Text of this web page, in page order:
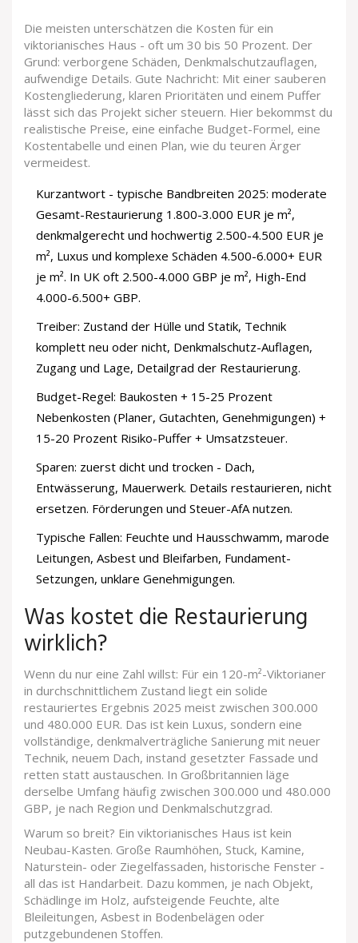
Die meisten unterschätzen die Kosten für ein
viktorianisches Haus - oft um 30 bis 50 Prozent. Der
Grund: verborgene Schäden, Denkmalschutzauflagen,
aufwendige Details. Gute Nachricht: Mit einer sauberen
Kostengliederung, klaren Prioritäten und einem Puffer
lässt sich das Projekt sicher steuern. Hier bekommst du
realistische Preise, eine einfache Budget-Formel, eine
Kostentabelle und einen Plan, wie du teuren Ärger
vermeidest.
Kurzantwort - typische Bandbreiten 2025: moderate
Gesamt-Restaurierung 1.800-3.000 EUR je m²,
denkmalgerecht und hochwertig 2.500-4.500 EUR je
m², Luxus und komplexe Schäden 4.500-6.000+ EUR
je m². In UK oft 2.500-4.000 GBP je m², High-End
4.000-6.500+ GBP.
Treiber: Zustand der Hülle und Statik, Technik
komplett neu oder nicht, Denkmalschutz-Auflagen,
Zugang und Lage, Detailgrad der Restaurierung.
Budget-Regel: Baukosten + 15-25 Prozent
Nebenkosten (Planer, Gutachten, Genehmigungen) +
15-20 Prozent Risiko-Puffer + Umsatzsteuer.
Sparen: zuerst dicht und trocken - Dach,
Entwässerung, Mauerwerk. Details restaurieren, nicht
ersetzen. Förderungen und Steuer-AfA nutzen.
Typische Fallen: Feuchte und Hausschwamm, marode
Leitungen, Asbest und Bleifarben, Fundament-
Setzungen, unklare Genehmigungen.
Was kostet die Restaurierung
wirklich?
Wenn du nur eine Zahl willst: Für ein 120-m²-Viktorianer
in durchschnittlichem Zustand liegt ein solide
restauriertes Ergebnis 2025 meist zwischen 300.000
und 480.000 EUR. Das ist kein Luxus, sondern eine
vollständige, denkmalverträgliche Sanierung mit neuer
Technik, neuem Dach, instand gesetzter Fassade und
retten statt austauschen. In Großbritannien läge
derselbe Umfang häufig zwischen 300.000 und 480.000
GBP, je nach Region und Denkmalschutzgrad.
Warum so breit? Ein viktorianisches Haus ist kein
Neubau-Kasten. Große Raumhöhen, Stuck, Kamine,
Naturstein- oder Ziegelfassaden, historische Fenster -
all das ist Handarbeit. Dazu kommen, je nach Objekt,
Schädlinge im Holz, aufsteigende Feuchte, alte
Bleileitungen, Asbest in Bodenbelägen oder
putzgebundenen Stoffen.